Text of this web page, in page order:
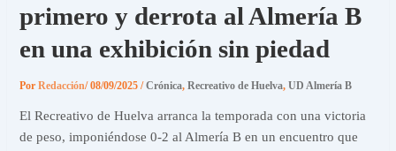
primero y derrota al Almería B
en una exhibición sin piedad
PorRedacción/08/09/2025/Crónica,Recreativo de Huelva,UD Almería B
El Recreativo de Huelva arranca la temporada con una victoria
de peso, imponiéndose 0-2 al Almería B en un encuentro que